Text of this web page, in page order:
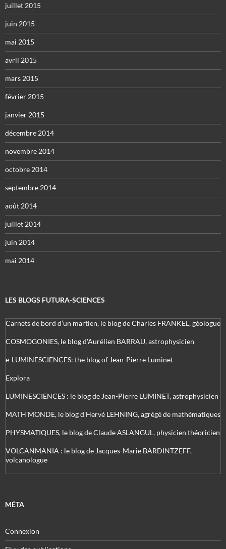
juillet 2015
juin 2015
mai 2015
avril 2015
mars 2015
février 2015
janvier 2015
décembre 2014
novembre 2014
octobre 2014
septembre 2014
août 2014
juillet 2014
juin 2014
mai 2014
LES BLOGS FUTURA-SCIENCES
Carnets de bord d’un martien, le blog de Charles FRANKEL, géologue
COSMOGONIES, le blog d'Aurélien BARRAU, astrophysicien
e-LUMINESCIENCES: the blog of Jean-Pierre Luminet
Explora
LUMINESCIENCES : le blog de Jean-Pierre LUMINET, astrophysicien
MATH'MONDE, le blog d'Hervé LEHNING, agrégé de mathématiques
PHYSMATIQUES, le blog de Claude ASLANGUL, physicien théoricien
VOLCANMANIA : le blog de Jacques-Marie BARDINTZEFF,
volcanologue
MÉTA
Connexion